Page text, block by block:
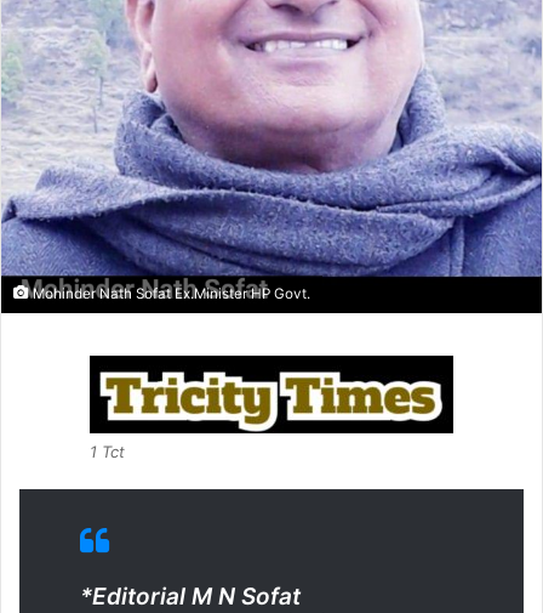
Mohinder Nath Sofat Ex.Minister HP Govt.
1 Tct
*Editorial M N Sofat